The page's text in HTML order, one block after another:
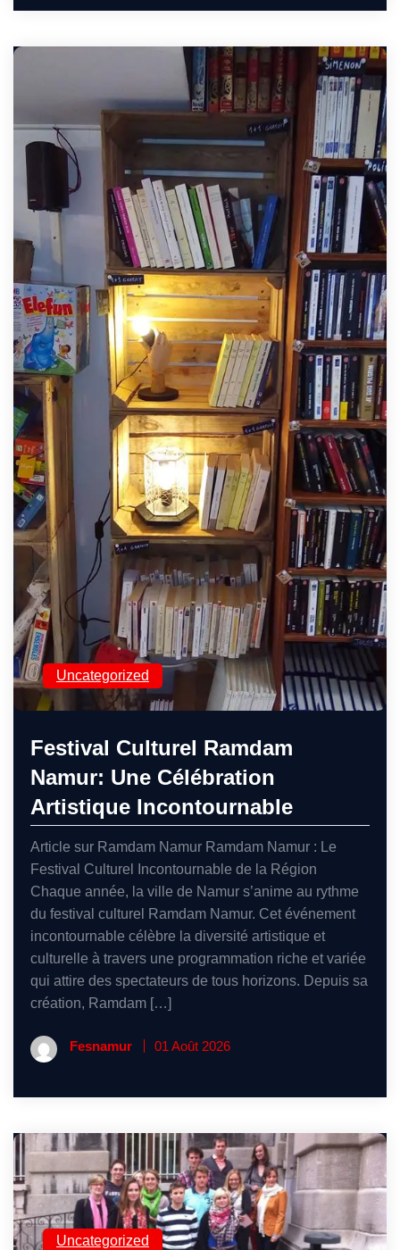
Uncategorized
Festival Culturel Ramdam
Namur: Une Célébration
Artistique Incontournable
Article sur Ramdam Namur Ramdam Namur : Le
Festival Culturel Incontournable de la Région
Chaque année, la ville de Namur s’anime au rythme
du festival culturel Ramdam Namur. Cet événement
incontournable célèbre la diversité artistique et
culturelle à travers une programmation riche et variée
qui attire des spectateurs de tous horizons. Depuis sa
création, Ramdam […]
Fesnamur 01 Août 2026
Uncategorized